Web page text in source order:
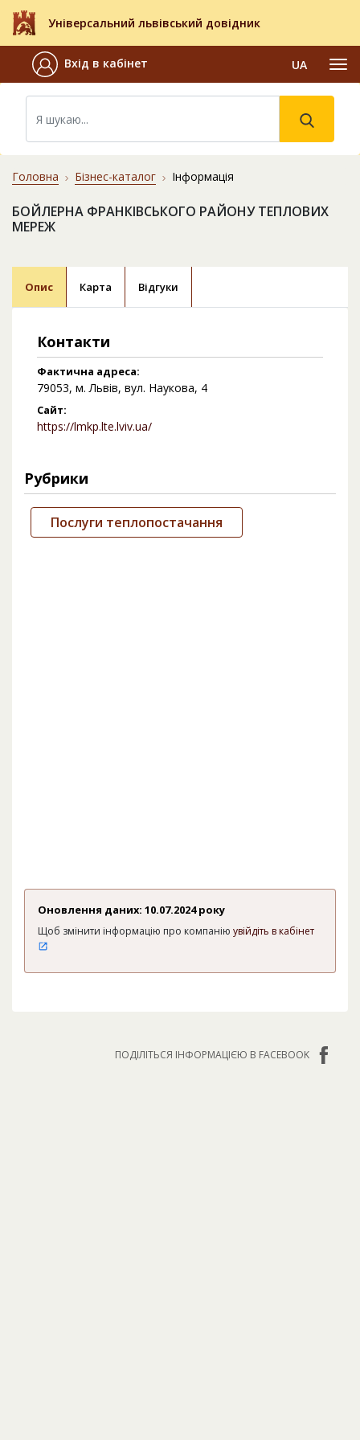
Універсальний львівський довідник
Вхід в кабінет UA
Головна Бізнес-каталог Інформація
БОЙЛЕРНА ФРАНКІВСЬКОГО РАЙОНУ ТЕПЛОВИХ
МЕРЕЖ
Опис Карта Відгуки
Контакти
Фактична адреса:
79053, м. Львів, вул. Наукова, 4
Сайт:
https://lmkp.lte.lviv.ua/
Рубрики
Послуги теплопостачання
Оновлення даних: 10.07.2024 року
Щоб змінити інформацію про компанію увійдіть в кабінет
ПОДІЛІТЬСЯ ІНФОРМАЦІЄЮ В FACEBOOK